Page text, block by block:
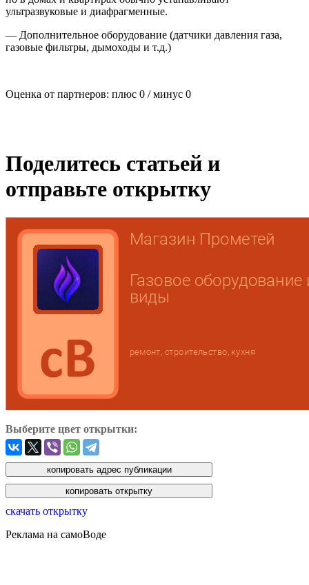
ультразвуковые и диафрагменные.
— Дополнительное оборудование (датчики давления газа,
газовые фильтры, дымоходы и т.д.)
Оценка от партнеров: плюс 0 / минус 0
Поделитесь статьей и
отправьте открытку
Выберите цвет открытки:
скачать открытку
Реклама на самоВоде